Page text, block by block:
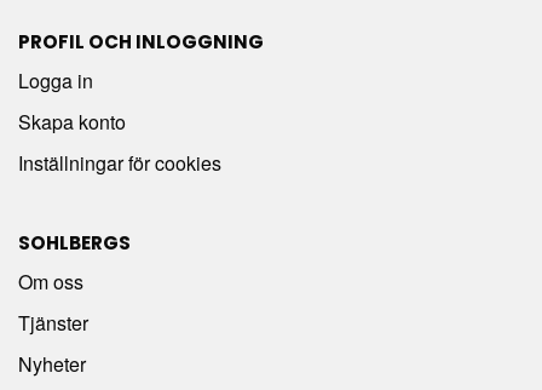
PROFIL OCH INLOGGNING
Logga in
Skapa konto
Inställningar för cookies
SOHLBERGS
Om oss
Tjänster
Nyheter